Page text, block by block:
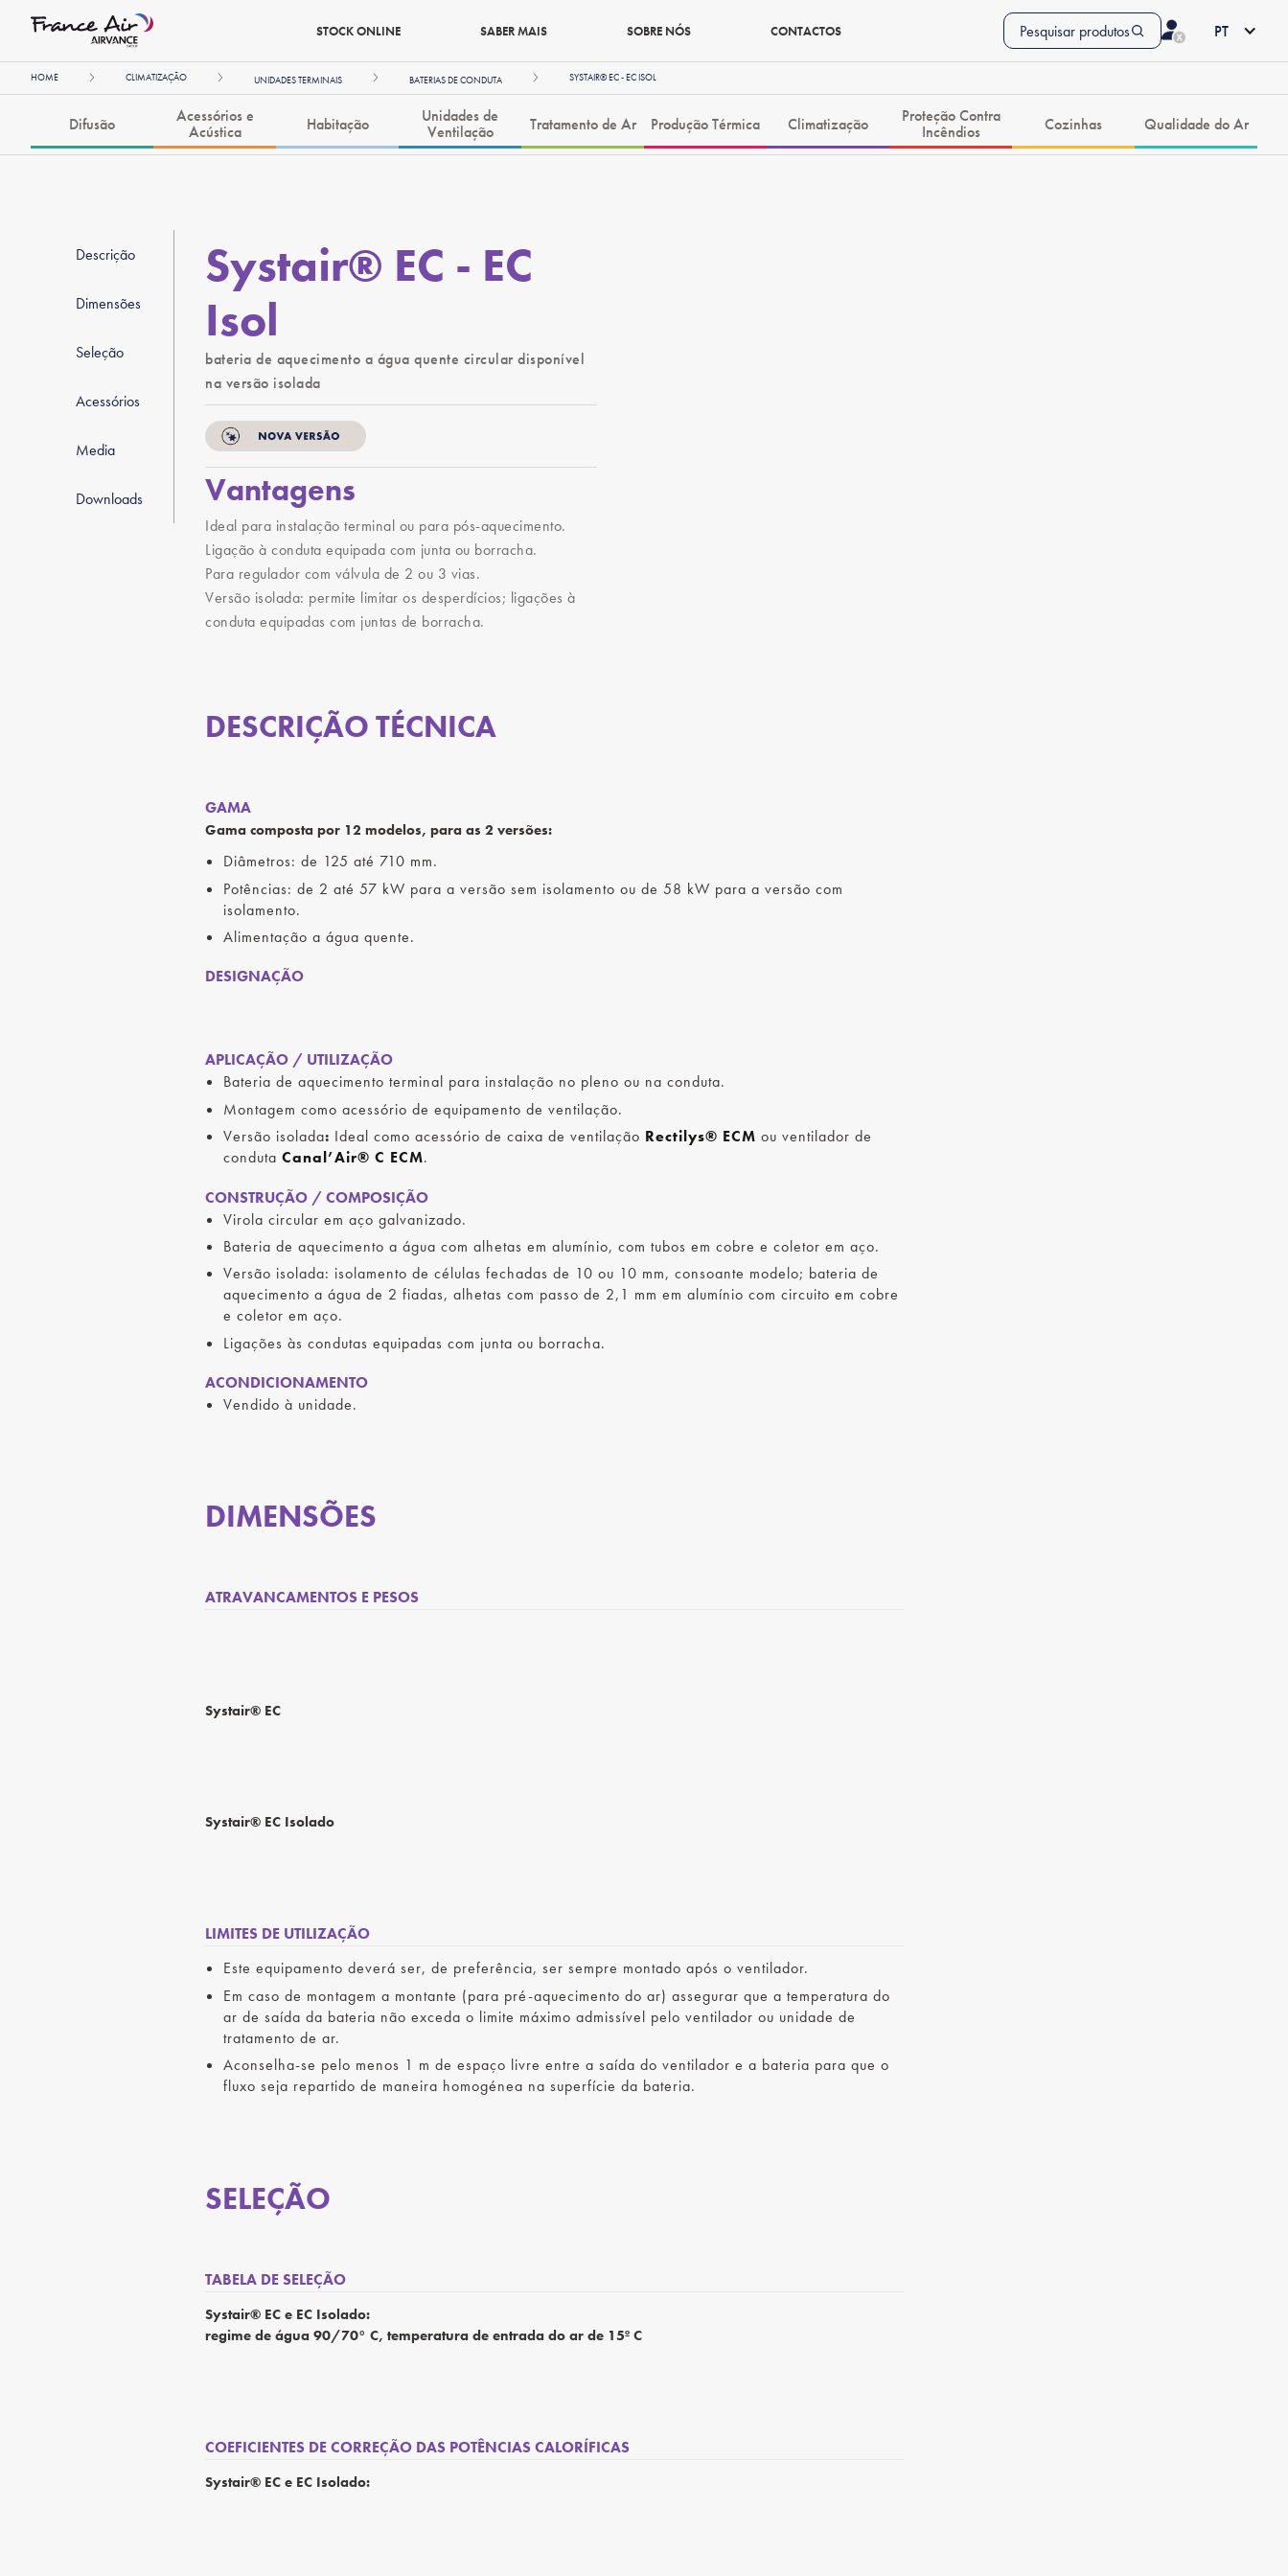
STOCK ONLINE SABER MAIS SOBRE NÓS CONTACTOS Pesquisar produtos PT
HOME CLIMATIZAÇÃO UNIDADES TERMINAIS BATERIAS DE CONDUTA SYSTAIR® EC - EC ISOL
Difusão
Acessórios e
Acústica
Habitação
Unidades de
Ventilação
Tratamento de Ar Produção Térmica Climatização
Proteção Contra
Incêndios
Cozinhas Qualidade do Ar
Descrição
Dimensões
Seleção
Acessórios
Media
Downloads
Systair® EC - EC
Isol
bateria de aquecimento a água quente circular disponível
na versão isolada
Vantagens
Ideal para instalação terminal ou para pós-aquecimento.
Ligação à conduta equipada com junta ou borracha.
Para regulador com válvula de 2 ou 3 vias.
Versão isolada: permite limitar os desperdícios; ligações à
conduta equipadas com juntas de borracha.
DESCRIÇÃO TÉCNICA
GAMA
Gama composta por 12 modelos, para as 2 versões:
Diâmetros: de 125 até 710 mm.
Potências: de 2 até 57 kW para a versão sem isolamento ou de 58 kW para a versão com
isolamento.
Alimentação a água quente.
DESIGNAÇÃO
APLICAÇÃO / UTILIZAÇÃO
Bateria de aquecimento terminal para instalação no pleno ou na conduta.
Montagem como acessório de equipamento de ventilação.
Versão isolada: Ideal como acessório de caixa de ventilação Rectilys® ECM ou ventilador de
condutaCanal’Air® C ECM.
CONSTRUÇÃO / COMPOSIÇÃO
Virola circular em aço galvanizado.
Bateria de aquecimento a água com alhetas em alumínio, com tubos em cobre e coletor em aço.
Versão isolada: isolamento de células fechadas de 10 ou 10 mm, consoante modelo; bateria de
aquecimento a água de 2 fiadas, alhetas com passo de 2,1 mm em alumínio com circuito em cobre
e coletor em aço.
Ligações às condutas equipadas com junta ou borracha.
ACONDICIONAMENTO
Vendido à unidade.
DIMENSÕES
ATRAVANCAMENTOS E PESOS
Systair® EC
Systair® EC Isolado
LIMITES DE UTILIZAÇÃO
Este equipamento deverá ser, de preferência, ser sempre montado após o ventilador.
Em caso de montagem a montante (para pré-aquecimento do ar) assegurar que a temperatura do
ar de saída da bateria não exceda o limite máximo admissível pelo ventilador ou unidade de
tratamento de ar.
Aconselha-se pelo menos 1 m de espaço livre entre a saída do ventilador e a bateria para que o
fluxo seja repartido de maneira homogénea na superfície da bateria.
SELEÇÃO
TABELA DE SELEÇÃO
Systair® EC e EC Isolado:
regime de água 90/70° C, temperatura de entrada do ar de 15º C
COEFICIENTES DE CORREÇÃO DAS POTÊNCIAS CALORÍFICAS
Systair® EC e EC Isolado: